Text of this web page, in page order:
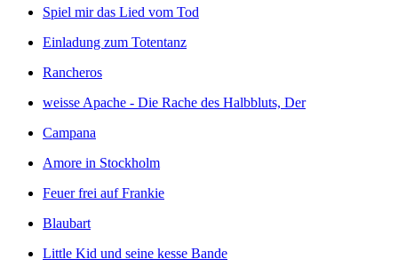
Spiel mir das Lied vom Tod
Einladung zum Totentanz
Rancheros
weisse Apache - Die Rache des Halbbluts, Der
Campana
Amore in Stockholm
Feuer frei auf Frankie
Blaubart
Little Kid und seine kesse Bande